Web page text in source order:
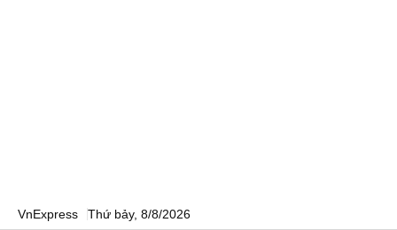
VnExpress Thứ bảy, 8/8/2026